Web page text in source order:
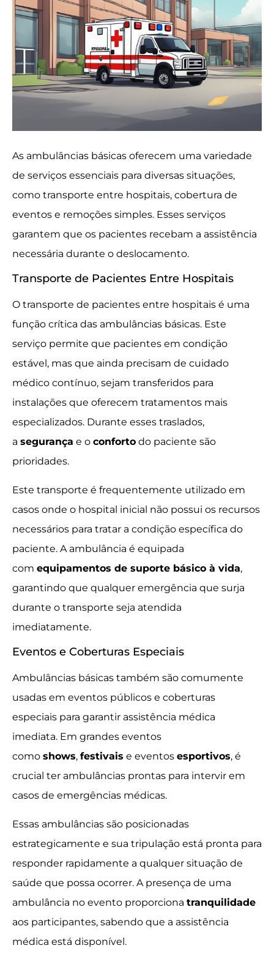
As ambulâncias básicas oferecem uma variedade
de serviços essenciais para diversas situações,
como transporte entre hospitais, cobertura de
eventos e remoções simples. Esses serviços
garantem que os pacientes recebam a assistência
necessária durante o deslocamento.
Transporte de Pacientes Entre Hospitais
O transporte de pacientes entre hospitais é uma
função crítica das ambulâncias básicas. Este
serviço permite que pacientes em condição
estável, mas que ainda precisam de cuidado
médico contínuo, sejam transferidos para
instalações que oferecem tratamentos mais
especializados. Durante esses traslados,
a segurança e o conforto do paciente são
prioridades.
Este transporte é frequentemente utilizado em
casos onde o hospital inicial não possui os recursos
necessários para tratar a condição específica do
paciente. A ambulância é equipada
com equipamentos de suporte básico à vida,
garantindo que qualquer emergência que surja
durante o transporte seja atendida
imediatamente.
Eventos e Coberturas Especiais
Ambulâncias básicas também são comumente
usadas em eventos públicos e coberturas
especiais para garantir assistência médica
imediata. Em grandes eventos
como shows, festivais e eventos esportivos, é
crucial ter ambulâncias prontas para intervir em
casos de emergências médicas.
Essas ambulâncias são posicionadas
estrategicamente e sua tripulação está pronta para
responder rapidamente a qualquer situação de
saúde que possa ocorrer. A presença de uma
ambulância no evento proporciona tranquilidade
aos participantes, sabendo que a assistência
médica está disponível.